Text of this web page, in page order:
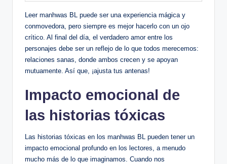
Leer manhwas BL puede ser una experiencia​ mágica y
conmovedora, pero siempre es mejor hacerlo con un ojo
crítico. Al ⁤final del‍ día, ⁣el verdadero amor entre los
personajes debe ser un​ reflejo de lo⁢ que todos merecemos: ​
relaciones sanas, donde ambos crecen y se apoyan
⁣mutuamente. Así ⁣que, ⁣¡ajusta tus antenas!
Impacto emocional de
las historias⁣ tóxicas
Las historias tóxicas en los manhwas BL pueden tener un
impacto ‍emocional ⁣profundo en los lectores, a menudo
mucho más‌ de lo que imaginamos. Cuando nos